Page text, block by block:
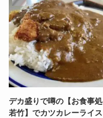
デカ盛りで噂の【お食事処
若竹】でカツカレーライス